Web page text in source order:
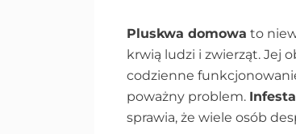
Pluskwa domowa to
krwią ludzi i zwierząt. Jej
codzienne
poważny problem.
sprawia, że wiele osób